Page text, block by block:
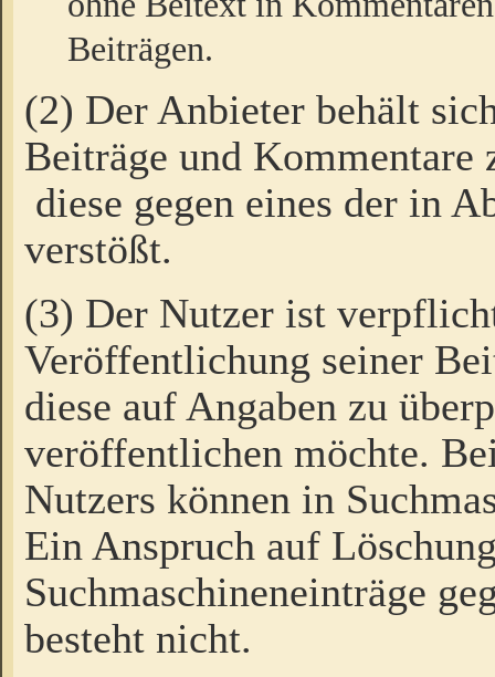
Beiträgen.
(2) Der Anbieter behält
Beiträge und Kommentare
diese gegen eines der in
verstößt.
(3) Der Nutzer ist
Veröffentlichung seiner
diese auf Angaben zu
veröffentlichen möchte.
Nutzers können in
Ein Anspruch auf
Suchmaschineneinträge
besteht nicht.